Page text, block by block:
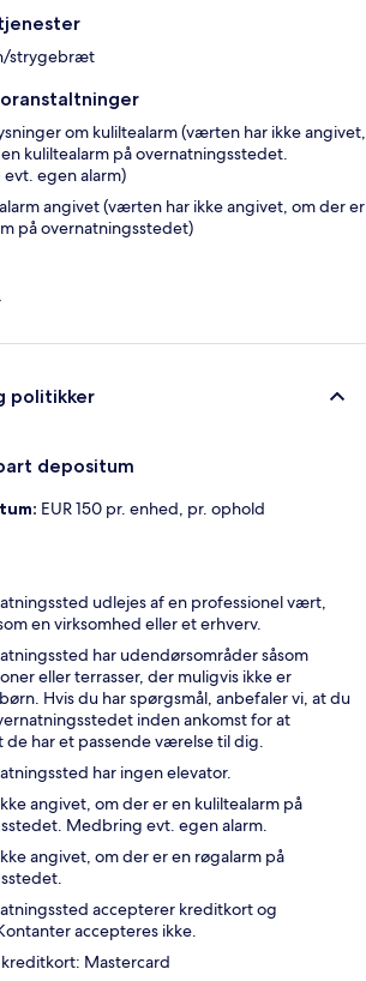
strygebræt
om kuliltealarm (værten har ikke angivet,
kuliltealarm på overnatningsstedet.
egen alarm)
angivet (værten har ikke angivet, om der er
på overnatningsstedet)
politikker
depositum
EUR 150 pr. enhed, pr. ophold
udlejes af en professionel vært,
en virksomhed eller et erhverv.
har udendørsområder såsom
eller terrasser, der muligvis ikke er
Hvis du har spørgsmål, anbefaler vi, at du
inden ankomst for at
har et passende værelse til dig.
har ingen elevator.
angivet, om der er en kuliltealarm på
Medbring evt. egen alarm.
angivet, om der er en røgalarm på
accepterer kreditkort og
accepteres ikke.
Mastercard